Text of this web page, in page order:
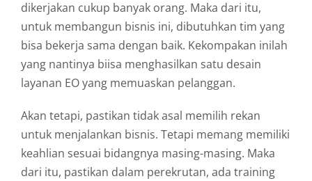
dikerjakan cukup banyak orang. Maka dari itu,
untuk membangun bisnis ini, dibutuhkan tim yang
bisa bekerja sama dengan baik. Kekompakan inilah
yang nantinya biisa menghasilkan satu desain
layanan EO yang memuaskan pelanggan.
Akan tetapi, pastikan tidak asal memilih rekan
untuk menjalankan bisnis. Tetapi memang memiliki
keahlian sesuai bidangnya masing-masing. Maka
dari itu, pastikan dalam perekrutan, ada training